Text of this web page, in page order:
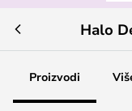
Halo
Proizvodi